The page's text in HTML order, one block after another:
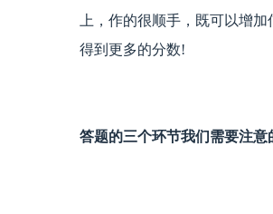
上，作的很顺手，既可以增
得到更多的分数!
答题的三个环节我们需要注意